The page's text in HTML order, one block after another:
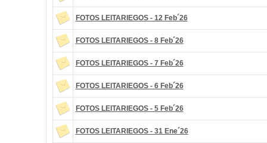
FOTOS LEITARIEGOS - 12 Feb´26
FOTOS LEITARIEGOS - 8 Feb´26
FOTOS LEITARIEGOS - 7 Feb´26
FOTOS LEITARIEGOS - 6 Feb´26
FOTOS LEITARIEGOS - 5 Feb´26
FOTOS LEITARIEGOS - 31 Ene´26